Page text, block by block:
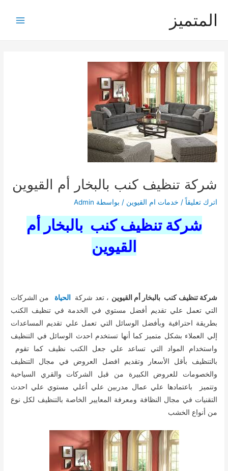
المتميز
شركة تنظيف كنب بالبخار أم القيوين
اترك تعليقاً / خدمات ام القيوين / بواسطة Admin
شركة تنظيف كنب بالبخار أم
القيوين
شركة تنظيف كنب بالبخار أم القيوين ، تعد شركة الحياة
من الشركات
التي تعمل علي تقديم أفضل مستوي في الخدمة في تنظيف الكنب
بطريقة احترافية وبأفضل الوسائل التي تعمل علي تقديم المساعدات
إلي العملاء بشكل متميز كما أنها تستخدم احدث الوسائل في التنظيف
واستخدام المواد التي تساعد علي جعل الكنب نظيف كما تقوم
بالتنظيف بأقل الأسعار وتقديم افضل العروض في مجال التنظيف
والخصومات للعروض الكبيرة من قبل الشركات والقري السياحية
وتتميز باعتمادها علي عمال مدربين علي أعلي مستوي علي احدث
التقنيات في مجال النظافة ومعرفة المعايير الخاصة بالتنظيف لكل نوع
من أنواع الخشب